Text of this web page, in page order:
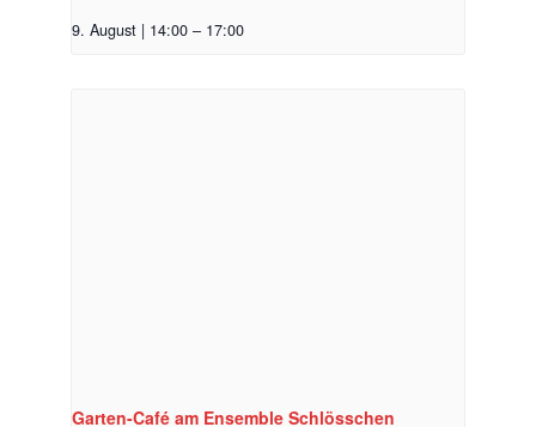
9. August | 14:00 – 17:00
Garten-Café am Ensemble Schlösschen